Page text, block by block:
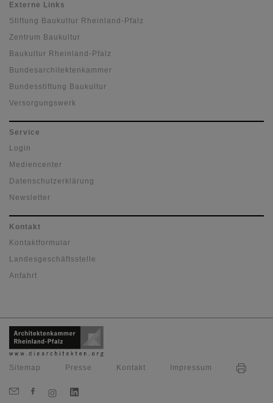
Externe Links
Stiftung Baukultur Rheinland-Pfalz
Zentrum Baukultur
Baukultur Rheinland-Pfalz
Bundesarchitektenkammer
Bundesstiftung Baukultur
Versorgungswerk
Service
Login
Mediencenter
Datenschutzerklärung
Newsletter
Kontakt
Kontaktformular
Landesgeschäftsstelle
Anfahrt
Sitemap Presse Kontakt Impressum